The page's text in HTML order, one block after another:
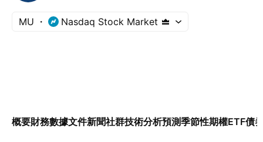
MU Nasdaq Stock Market
概要財務數據文件新聞社群技術分析預測季節性期權ETF債